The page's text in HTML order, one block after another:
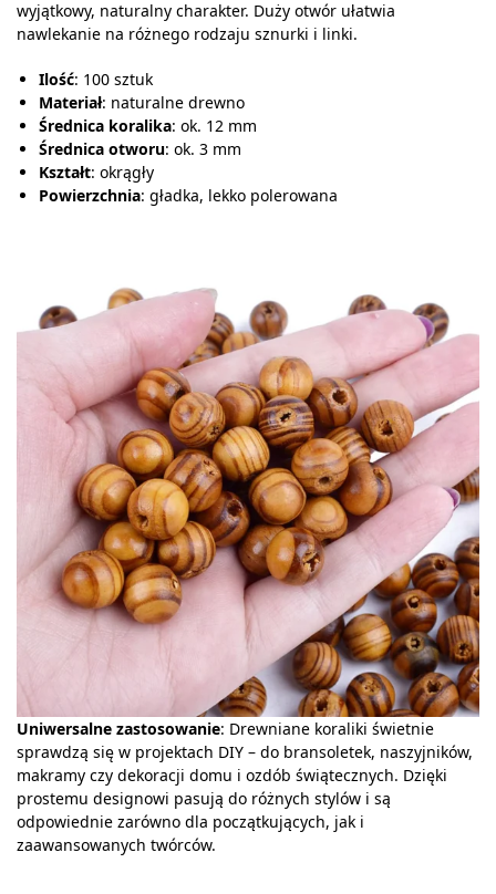
wyjątkowy, naturalny charakter. Duży otwór ułatwia
nawlekanie na różnego rodzaju sznurki i linki.
Ilość: 100 sztuk
Materiał: naturalne drewno
Średnica koralika: ok. 12 mm
Średnica otworu: ok. 3 mm
Kształt: okrągły
Powierzchnia: gładka, lekko polerowana
Uniwersalne zastosowanie: Drewniane koraliki świetnie
sprawdzą się w projektach DIY – do bransoletek, naszyjników,
makramy czy dekoracji domu i ozdób świątecznych. Dzięki
prostemu designowi pasują do różnych stylów i są
odpowiednie zarówno dla początkujących, jak i
zaawansowanych twórców.